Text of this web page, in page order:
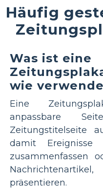
Häufig
Was ist eine
wie
Eine
anpassbare
Zeitungstitelseite
damit Ereignisse
zusammenfassen
präsentieren.